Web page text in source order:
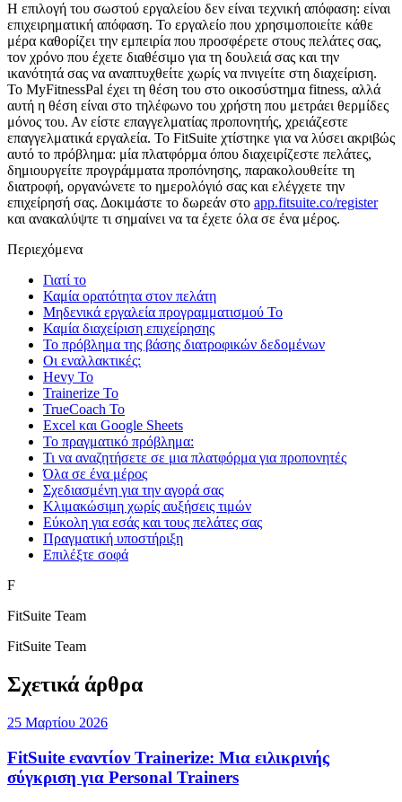
Η επιλογή του σωστού εργαλείου δεν είναι τεχνική απόφαση: είναι
επιχειρηματική απόφαση. Το εργαλείο που χρησιμοποιείτε κάθε
μέρα καθορίζει την εμπειρία που προσφέρετε στους πελάτες σας,
τον χρόνο που έχετε διαθέσιμο για τη δουλειά σας και την
ικανότητά σας να αναπτυχθείτε χωρίς να πνιγείτε στη διαχείριση.
Το MyFitnessPal έχει τη θέση του στο οικοσύστημα fitness, αλλά
αυτή η θέση είναι στο τηλέφωνο του χρήστη που μετράει θερμίδες
μόνος του. Αν είστε επαγγελματίας προπονητής, χρειάζεστε
επαγγελματικά εργαλεία. Το FitSuite χτίστηκε για να λύσει ακριβώς
αυτό το πρόβλημα: μία πλατφόρμα όπου διαχειρίζεστε πελάτες,
δημιουργείτε προγράμματα προπόνησης, παρακολουθείτε τη
διατροφή, οργανώνετε το ημερολόγιό σας και ελέγχετε την
επιχείρησή σας. Δοκιμάστε το δωρεάν στο app.fitsuite.co/register
και ανακαλύψτε τι σημαίνει να τα έχετε όλα σε ένα μέρος.
Περιεχόμενα
Γιατί το
Καμία ορατότητα στον πελάτη
Μηδενικά εργαλεία προγραμματισμού Το
Καμία διαχείριση επιχείρησης
Το πρόβλημα της βάσης διατροφικών δεδομένων
Οι εναλλακτικές:
Hevy Το
Trainerize Το
TrueCoach Το
Excel και Google Sheets
Το πραγματικό πρόβλημα:
Τι να αναζητήσετε σε μια πλατφόρμα για προπονητές
Όλα σε ένα μέρος
Σχεδιασμένη για την αγορά σας
Κλιμακώσιμη χωρίς αυξήσεις τιμών
Εύκολη για εσάς και τους πελάτες σας
Πραγματική υποστήριξη
Επιλέξτε σοφά
F
FitSuite Team
FitSuite Team
Σχετικά άρθρα
25 Μαρτίου 2026
FitSuite εναντίον Trainerize: Μια ειλικρινής
σύγκριση για Personal Trainers